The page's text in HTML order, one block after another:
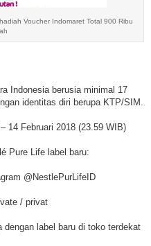
Voucher Indomaret Total 900 Ribu
Indonesia berusia minimal 17
identitas diri berupa KTP/SIM.
14 Februari 2018 (23.59 WIB)
Pure Life label baru:
@NestlePurLifeID
/ privat
label baru di toko terdekat